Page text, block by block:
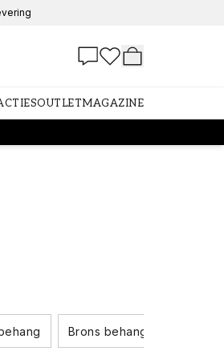
OUTLETMAGAZINE
Brons behang